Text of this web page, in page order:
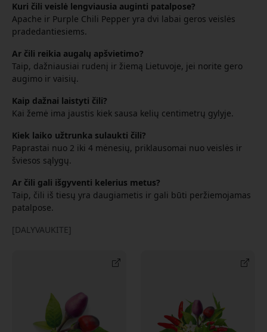
Kuri čili veislė lengviausia auginti patalpose?
Apache ir Purple Chili Pepper yra dvi labai geros veislės
pradedantiesiems.
Ar čili reikia augalų apšvietimo?
Taip, dažniausiai rudenį ir žiemą Lietuvoje, jei norite gero
augimo ir vaisių.
Kaip dažnai laistyti čili?
Kai žemė ima jaustis kiek sausa kelių centimetrų gylyje.
Kiek laiko užtrunka sulaukti čili?
Paprastai nuo 2 iki 4 mėnesių, priklausomai nuo veislės ir
šviesos sąlygų.
Ar čili gali išgyventi kelerius metus?
Taip, čili iš tiesų yra daugiametis ir gali būti peržiemojamas
patalpose.
[DALYVAUKITE]